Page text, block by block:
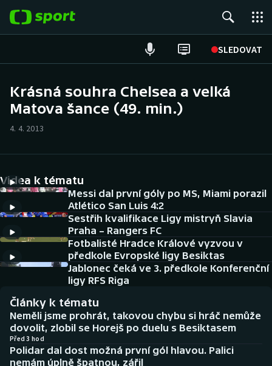
SLEDOVAT
Hokej
Cyklistika
DALŠÍ SPORTY
Americký fotbal
Baseball a softbal
Basketbal
Biatlon
NEPŘEHLÉDNĚTE
Historické návraty
Aplikace ČT sport
Krásná souhra Chelsea a velká
Matova šance (49. min.)
4. 4. 2013
Videa k tématu
Messi dal první góly po MS, Miami porazil
Atlético San Luis 4:2
Sestřih kvalifikace Ligy mistryň Slavia
Praha – Rangers FC
Fotbalisté Hradce Králové vyzvou v
předkole Evropské ligy Besiktas
Jablonec čeká ve 3. předkole Konferenční
ligy RFS Riga
Články k tématu
Neměli jsme prohrát, takovou chybu si hráč nemůže
dovolit, zlobil se Horejš po duelu s Besiktasem
Před 3 hod
Polidar dal dost možná první gól hlavou. Palici
nemám úplně špatnou, zářil